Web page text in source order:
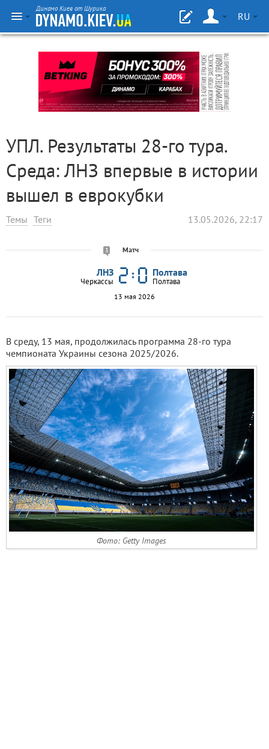
Динамо Киев от Шурика
RU
УПЛ. Результаты 28-го тура.
Среда: ЛНЗ впервые в истории
вышел в еврокубки
Темы Теги 13.05.2026, 22:17
3 Матч
ЛНЗ
Черкассы
Полтава
Полтава
13 мая 2026
В среду, 13 мая, продолжилась программа 28-го тура
чемпионата Украины сезона 2025/2026.
Фото: Getty Images